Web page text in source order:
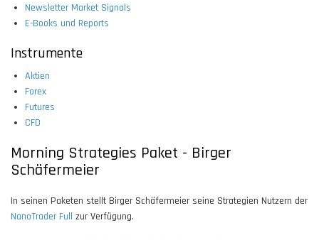
Newsletter Market Signals
E-Books und Reports
Instrumente
Aktien
Forex
Futures
CFD
Morning Strategies Paket - Birger
Schäfermeier
In seinen Paketen stellt Birger Schäfermeier seine Strategien Nutzern der
NanoTrader Full zur Verfügung.